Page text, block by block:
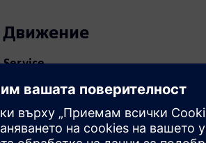
Движение
Service
Xcelerator, което помага на клиента да
интегрира, оперира или поддържа